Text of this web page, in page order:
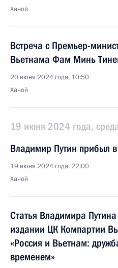
Ханой
Встреча с Премьер-
Вьетнама Фам Минь
20 июня 2024 года, 10:50
Ханой
19 июня 2024 года,
Владимир Путин прибыл
19 июня 2024 года, 22:00
Ханой
Статья Владимира
издании ЦК Компартии
«Россия и Вьетнам:
временем»